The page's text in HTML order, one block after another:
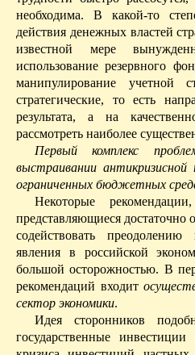
необходима. В какой-то
действия денежных властей
известной мере
использование резервного
манипулирование учетной
стратегические, то есть
результата, а на
рассмотреть наиболее
Первый комплекс
выстраивании
ограниченных бюджетных
Некоторые
представляющиеся достаточно
содействовать
явления в российской
большой осторожностью. В
рекомендаций входит
сектор экономики.
Идея сторонников
государственные